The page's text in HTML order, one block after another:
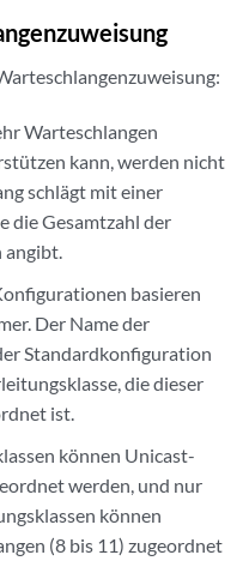
Warteschlangen
kann, werden nicht
schlägt mit einer
die Gesamtzahl der
angibt.
basieren
Der Name der
Standardkonfiguration
die dieser
ist.
können Unicast-
werden, und nur
können
(8 bis 11) zugeordnet